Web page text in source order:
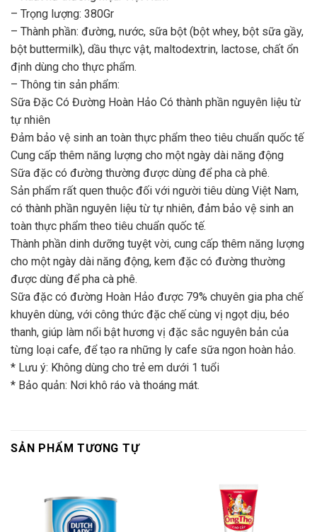
– Trọng lượng: 380Gr
– Thành phần: đường, nước, sữa bột (bột whey, bột sữa gầy,
bột buttermilk), dầu thực vật, maltodextrin, lactose, chất ổn
định dùng cho thực phẩm.
– Thông tin sản phẩm:
Sữa Đặc Có Đường Hoàn Hảo Có thành phần nguyên liệu từ
tự nhiên
Đảm bảo vệ sinh an toàn thực phẩm theo tiêu chuẩn quốc tế
Cung cấp thêm năng lượng cho một ngày dài năng động
Sữa đặc có đường thường được dùng để pha cà phê.
Sản phẩm rất quen thuộc đối với người tiêu dùng Việt Nam,
có thành phần nguyên liệu từ tự nhiên, đảm bảo vệ sinh an
toàn thực phẩm theo tiêu chuẩn quốc tế.
Thành phần dinh dưỡng tuyệt vời, cung cấp thêm năng lượng
cho một ngày dài năng động, kem đặc có đường thường
được dùng để pha cà phê.
Sữa đặc có đường Hoàn Hảo được 79% chuyên gia pha chế
khuyên dùng, với công thức đặc chế cùng vị ngọt dịu, béo
thanh, giúp làm nổi bật hương vị đặc sắc nguyên bản của
từng loại cafe, để tạo ra những ly cafe sữa ngon hoàn hảo.
* Lưu ý: Không dùng cho trẻ em dưới 1 tuổi
* Bảo quản: Nơi khô ráo và thoáng mát.
SẢN PHẨM TƯƠNG TỰ